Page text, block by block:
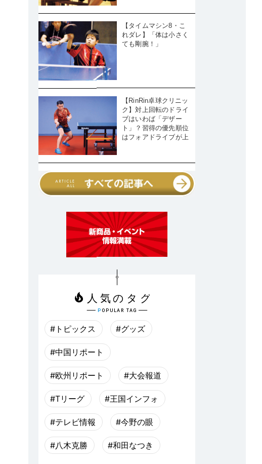
【タイムマシン8・こ
れダレ】「体は小さく
ても剛腕！」
【RinRin卓球クリニッ
ク】対上回転のドライ
ブはいわば「デザー
ト」？習得の優先順位
はフォアドライブが上
#トピックス #グッズ
#中国リポート
#欧州リポート #大会報道
#Tリーグ #王国インフォ
#テレビ情報 #今野の眼
#八木克勝 #和田なつき